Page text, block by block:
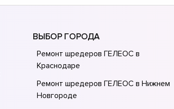
ВЫБОР ГОРОДА
Ремонт шредеров ГЕЛЕОС в
Краснодаре
Ремонт шредеров ГЕЛЕОС в Нижнем
Новгороде